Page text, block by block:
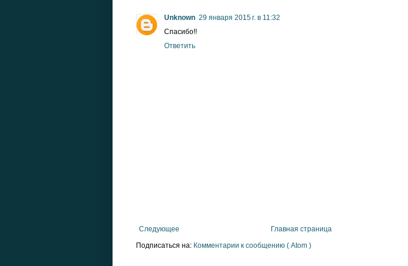
Unknown 29 января 2015 г. в 11:32
Спасибо!!
Ответить
Следующее
Главная страница
Подписаться на: Комментарии к сообщению ( Atom )